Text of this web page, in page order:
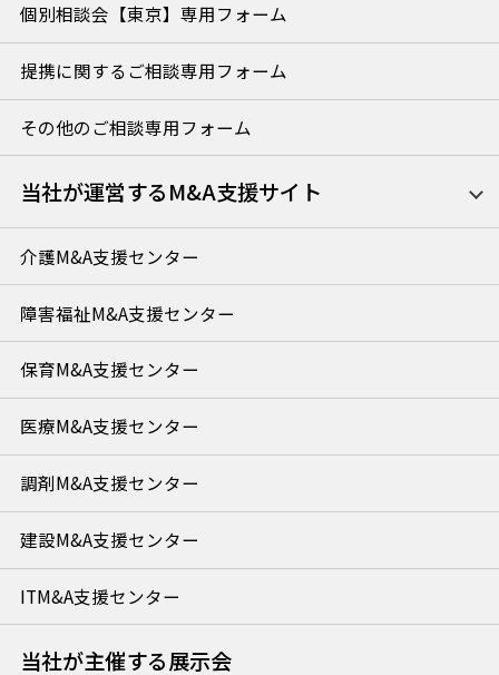
個別相談会【東京】専用フォーム
提携に関するご相談専用フォーム
その他のご相談専用フォーム
当社が運営するM&A支援サイト
介護M&A支援センター
障害福祉M&A支援センター
保育M&A支援センター
医療M&A支援センター
調剤M&A支援センター
建設M&A支援センター
ITM&A支援センター
当社が主催する展示会